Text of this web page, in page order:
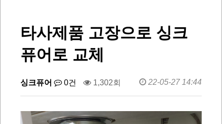
타사제품 고장으로 싱크
퓨어로 교체
싱크퓨어 0건 1,302회 22-05-27 14:44